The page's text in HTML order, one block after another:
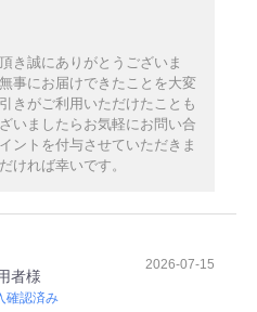
き誠にありがとうございま
事にお届けできたことを大変
きがご利用いただけたことも
いましたらお気軽にお問い合
ントを付与させていただきま
ければ幸いです。
者様
確認済み
2026-07-15